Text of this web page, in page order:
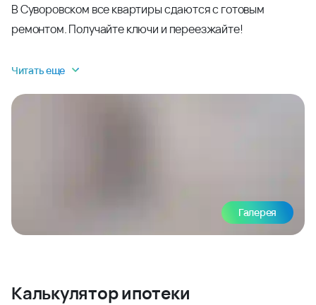
В Суворовском все квартиры сдаются с готовым
ремонтом. Получайте ключи и переезжайте!
Читать еще
Галерея
Калькулятор ипотеки